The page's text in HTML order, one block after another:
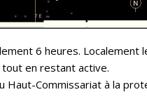
6 heures. Localement
en restant active.
Haut-Commissariat à la